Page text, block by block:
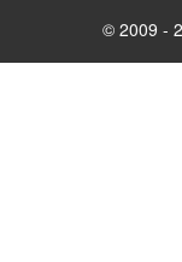
© 2009 -